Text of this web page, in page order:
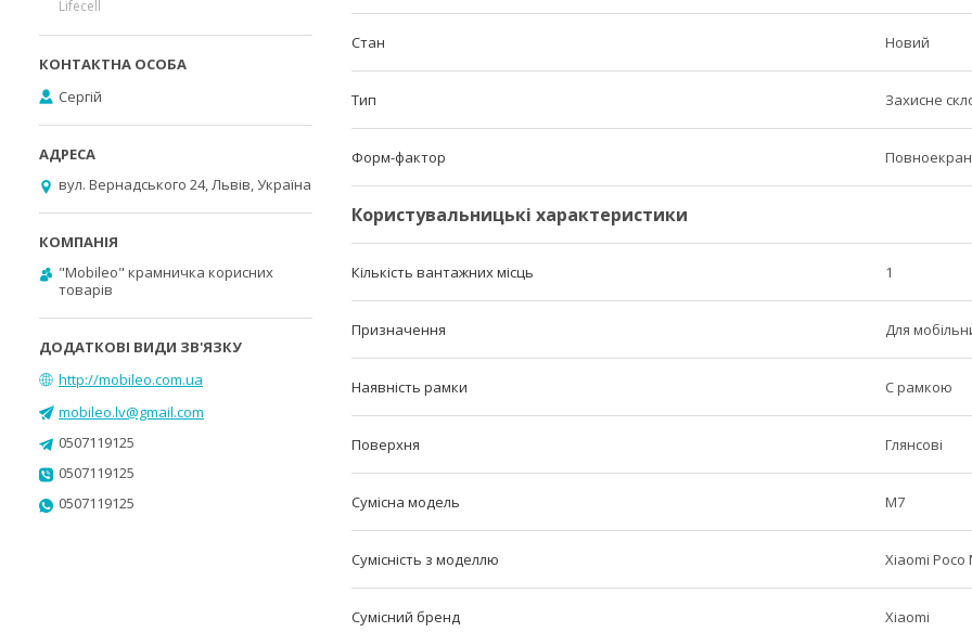
Стан Новий
Тип Захисне
Форм-фактор
Користувальницькі характеристики
Кількість вантажних місць 1
Призначення Для
Наявність рамки C рамкою
Поверхня Глянсові
Сумісна модель M7
Сумісність з моделлю Xiaomi Poco
Сумісний бренд Xiaomi
Lifecell
Сергій
вул. Вернадського 24, Львів, Україна
"Mobileo" крамничка корисних
товарів
http://mobileo.com.ua
mobileo.lv@gmail.com
0507119125
0507119125
0507119125